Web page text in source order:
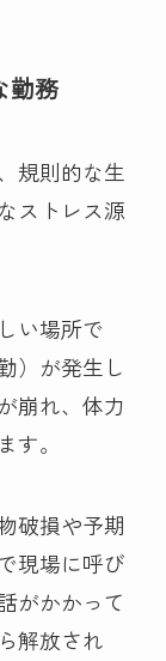
勤務
規則的な生
ストレス源
い場所で
）が発生し
崩れ、体力
。
破損や予期
現場に呼び
がかかって
解放され